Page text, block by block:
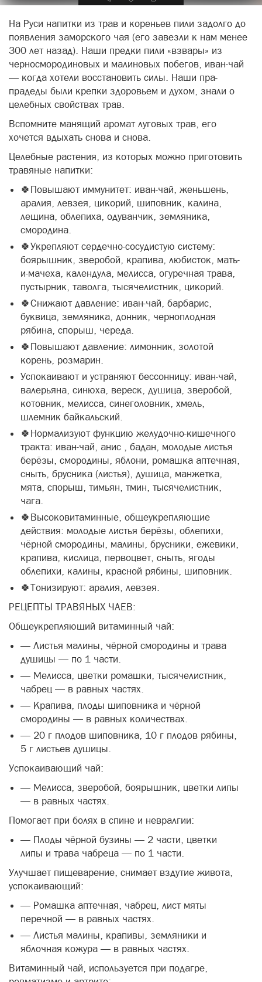
На Руси напитки из трав и кореньев пили задолго до
появления заморского чая (его завезли к нам менее
300 лет назад). Наши предки пили «взвары» из
черносмородиновых и малиновых побегов, иван-чай
— когда хотели восстановить силы. Наши пра-
прадеды были крепки здоровьем и духом, знали о
целебных свойствах трав.
Вспомните манящий аромат луговых трав, его
хочется вдыхать снова и снова.
Целебные растения, из которых можно приготовить
травяные напитки:
🍀Повышают иммунитет: иван-чай, женьшень,
аралия, левзея, цикорий, шиповник, калина,
лещина, облепиха, одуванчик, земляника,
смородина.
🍀Укрепляют сердечно-сосудистую систему:
боярышник, зверобой, крапива, любисток, мать-
и-мачеха, календула, мелисса, огуречная трава,
пустырник, таволга, тысячелистник, цикорий.
🍀Снижают давление: иван-чай, барбарис,
буквица, земляника, донник, черноплодная
рябина, спорыш, череда.
🍀Повышают давление: лимонник, золотой
корень, розмарин.
Успокаивают и устраняют бессонницу: иван-чай,
валерьяна, синюха, вереск, душица, зверобой,
котовник, мелисса, синеголовник, хмель,
шлемник байкальский.
🍀Нормализуют функцию желудочно-кишечного
тракта: иван-чай, анис , бадан, молодые листья
берёзы, смородины, яблони, ромашка аптечная,
сныть, брусника (листья), душица, манжетка,
мята, спорыш, тимьян, тмин, тысячелистник,
чага.
🍀Высоковитаминные, общеукрепляющие
действия: молодые листья берёзы, облепихи,
чёрной смородины, малины, брусники, ежевики,
крапива, кислица, первоцвет, сныть, ягоды
облепихи, калины, красной рябины, шиповник.
🍀Тонизируют: аралия, левзея.
РЕЦЕПТЫ ТРАВЯНЫХ ЧАЕВ:
Общеукрепляющий витаминный чай:
— Листья малины, чёрной смородины и трава
душицы — по 1 части.
— Мелисса, цветки ромашки, тысячелистник,
чабрец — в равных частях.
— Крапива, плоды шиповника и чёрной
смородины — в равных количествах.
— 20 г плодов шиповника, 10 г плодов рябины,
5 г листьев душицы.
Успокаивающий чай:
— Мелисса, зверобой, боярышник, цветки липы
— в равных частях.
Помогает при болях в спине и невралгии:
— Плоды чёрной бузины — 2 части, цветки
липы и трава чабреца — по 1 части.
Улучшает пищеварение, снимает вздутие живота,
успокаивающий:
— Ромашка аптечная, чабрец, лист мяты
перечной — в равных частях.
— Листья малины, крапивы, земляники и
яблочная кожура — в равных частях.
Витаминный чай, используется при подагре,